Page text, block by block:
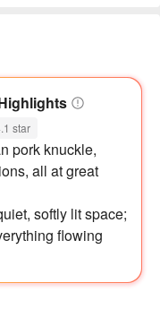
含酒水費用，不得分
晚餐(2/14)、農曆春
、清明節及兒童節連
親節週末假期
父親節晚餐(8/8)、七
外的空中花園舒適寫
味的空間與寧靜舒適
的料理視野結合美學
釀，讓飲食也能成為
star
pork knuckle,
all at great
softly lit space;
flowing